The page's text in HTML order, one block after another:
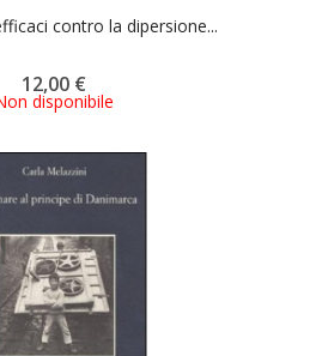
contro la dipersione...
12,00 €
disponibile